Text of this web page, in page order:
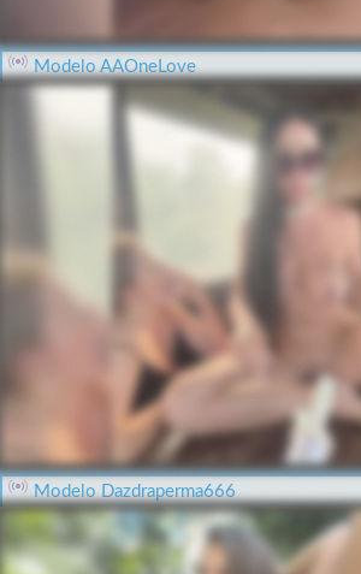
Modelo AAOneLove
Modelo Dazdraperma666